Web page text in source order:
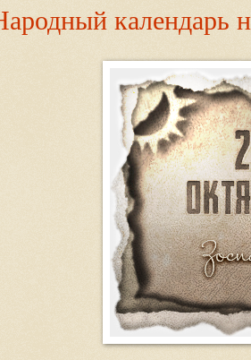
календарь